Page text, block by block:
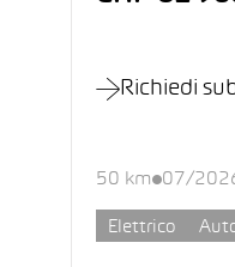
Richiedi
50 km 07/
Elettrico